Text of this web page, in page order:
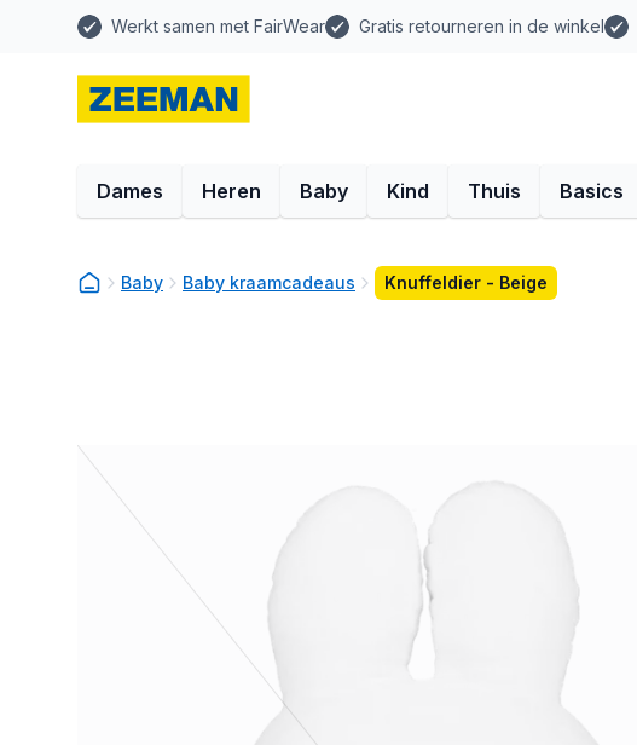
Werkt samen met FairWear Gratis retourneren in de winkel
Dames Heren Baby Kind Thuis Basics
Baby Baby kraamcadeaus Knuffeldier - Beige